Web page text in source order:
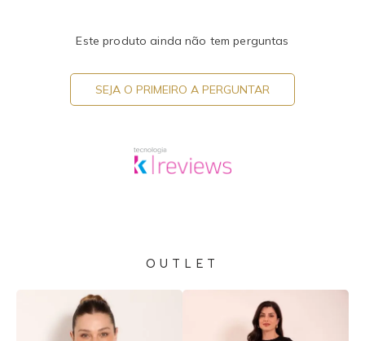
Este produto ainda não tem perguntas
SEJA O PRIMEIRO A PERGUNTAR
OUTLET